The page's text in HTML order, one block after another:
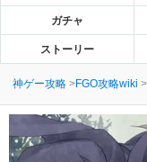
ガチャ
ストーリー
神ゲー攻略 FGO攻略wiki